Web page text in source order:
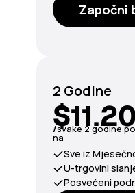
Započni
2 Godine
$11.20
/svake 2 godine
na
Sve iz
U-trgovini
Posvećeni